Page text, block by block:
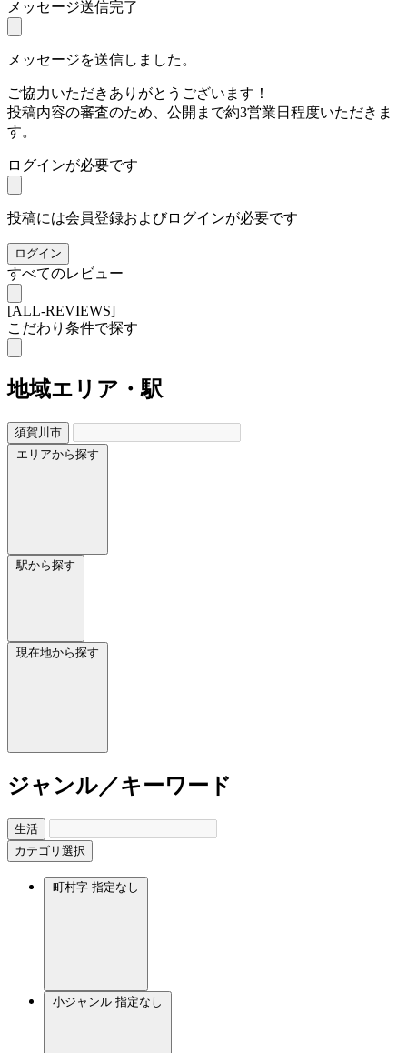
メッセージ送信完了
メッセージを送信しました。
ご協力いただきありがとうございます！
投稿内容の審査のため、公開まで約3営業日程度いただきま
す。
ログインが必要です
投稿には会員登録およびログインが必要です
ログイン
すべてのレビュー
[ALL-REVIEWS]
こだわり条件で探す
地域エリア・駅
須賀川市
エリアから探す
駅から探す
現在地から探す
ジャンル／キーワード
生活
カテゴリ選択
町村字 指定なし
小ジャンル 指定なし